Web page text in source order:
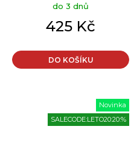
do 3 dnů
425 Kč
DO KOŠÍKU
Novinka
SALECODE:LETO20:20:%